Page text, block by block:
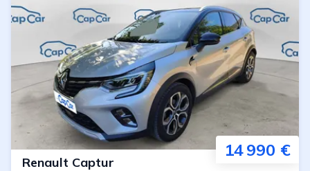
14 990 €
Renault Captur